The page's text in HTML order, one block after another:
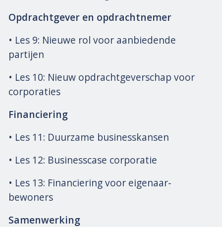
Opdrachtgever en opdrachtnemer
• Les 9: Nieuwe rol voor aanbiedende
partijen
• Les 10: Nieuw opdrachtgeverschap voor
corporaties
Financiering
• Les 11: Duurzame businesskansen
• Les 12: Businesscase corporatie
• Les 13: Financiering voor eigenaar-
bewoners
Samenwerking